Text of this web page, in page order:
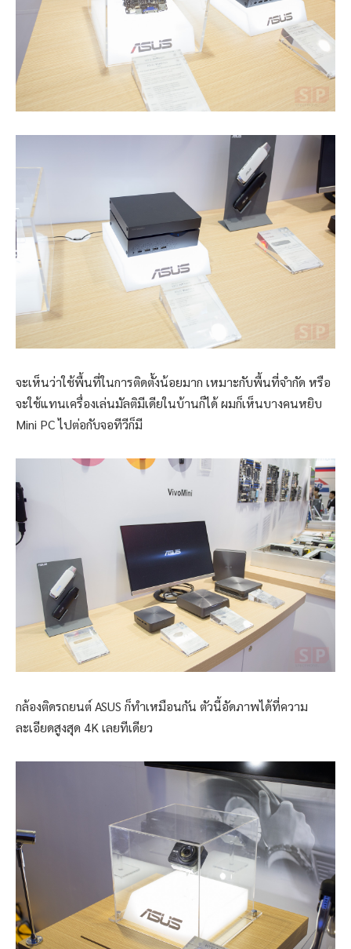
จะเห็นว่าใช้พื้นที่ในการติดตั้งน้อยมาก เหมาะกับพื้นที่จำกัด หรือ
จะใช้แทนเครื่องเล่นมัลติมีเดียในบ้านก็ได้ ผมก็เห็นบางคนหยิบ
Mini PC ไปต่อกับจอทีวีก็มี
กล้องติดรถยนต์ ASUS ก็ทำเหมือนกัน ตัวนี้อัดภาพได้ที่ความ
ละเอียดสูงสุด 4K เลยทีเดียว